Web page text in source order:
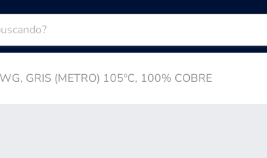
GRIS (METRO) 105ºC, 100% COBRE